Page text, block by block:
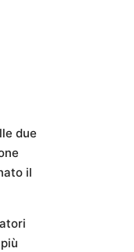
due
il